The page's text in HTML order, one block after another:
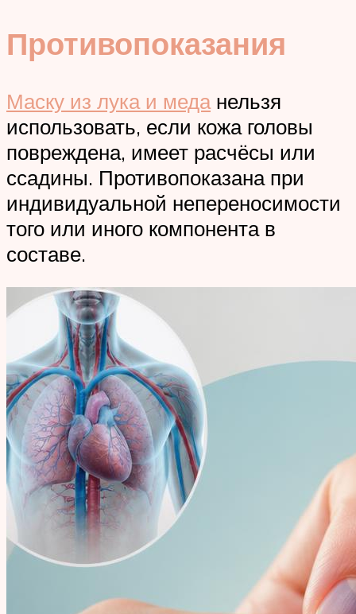
Противопоказания
Маску из лука и меданельзя
использовать, если кожа головы
повреждена, имеет расчёсы или
ссадины. Противопоказана при
индивидуальной непереносимости
того или иного компонента в
составе.